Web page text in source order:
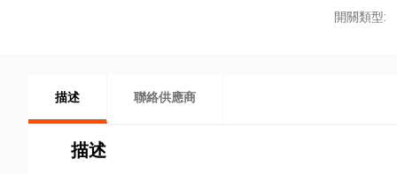
開關類型:
描述 聯絡供應商
描述